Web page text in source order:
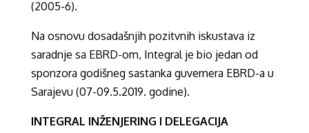
(2005-6).
Na osnovu dosadašnjih pozitvnih iskustava iz
saradnje sa EBRD-om, Integral je bio jedan od
sponzora godišneg sastanka guvernera EBRD-a u
Sarajevu (07-09.5.2019. godine).
INTEGRAL INŽENJERING I DELEGACIJA